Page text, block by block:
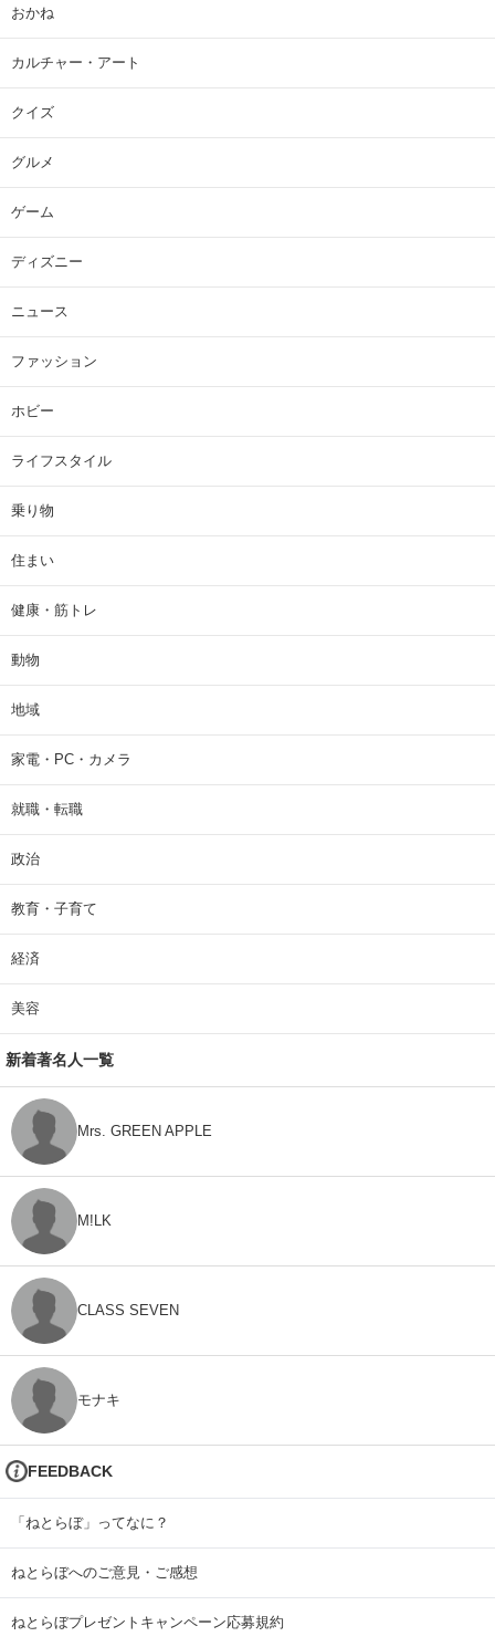
おかね
カルチャー・アート
クイズ
グルメ
ゲーム
ディズニー
ニュース
ファッション
ホビー
ライフスタイル
乗り物
住まい
健康・筋トレ
動物
地域
家電・PC・カメラ
就職・転職
政治
教育・子育て
経済
美容
新着著名人一覧
Mrs. GREEN APPLE
M!LK
CLASS SEVEN
モナキ
FEEDBACK
「ねとらぼ」ってなに？
ねとらぼへのご意見・ご感想
ねとらぼプレゼントキャンペーン応募規約